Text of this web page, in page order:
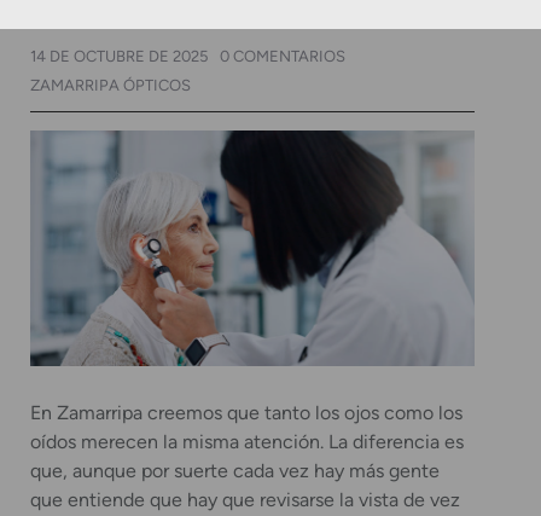
14 DE OCTUBRE DE 2025
0 COMENTARIOS
ZAMARRIPA ÓPTICOS
En Zamarripa creemos que tanto los ojos como los
oídos merecen la misma atención. La diferencia es
que, aunque por suerte cada vez hay más gente
que entiende que hay que revisarse la vista de vez